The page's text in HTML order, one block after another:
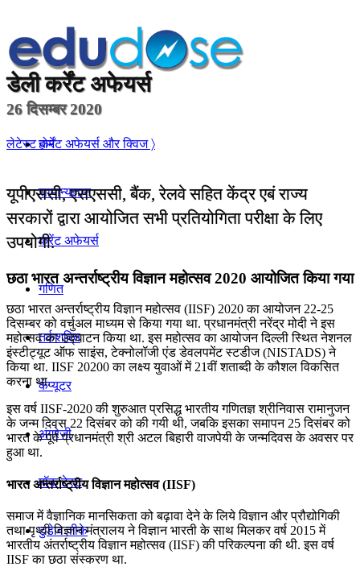
होम
सामान्यज्ञान
करेंट अफेयर्स
गणित
तर्कशक्ति
कंप्यूटर
अंग्रेजी
मॉक टेस्ट
टुडेज जीके
डेली कर्रेंट अफेयर्स
26 दिसम्बर 2020
लेटेस्ट कर्रेंट अफेयर्स और क्विज 〉
यूपीएससी, एसएससी, बैंक, रेलवे सहित केंद्र एबं राज्य
सरकारों द्वारा आयोजित सभी प्रतियोगिता परीक्षा के लिए
उपयोगी.
छठा भारत अन्तर्राष्ट्रीय विज्ञान महोत्सव 2020 आयोजित किया गया
छठा भारत अन्तर्राष्ट्रीय विज्ञान महोत्सव (IISF) 2020 का आयोजन 22-25
दिसम्बर को वर्चुअल माध्यम से किया गया था. प्रधानमंत्री नरेंद्र मोदी ने इस
महोत्‍सव का उद्घाटन किया था. इस महोत्सव का आयोजन दिल्ली स्थित नेशनल
इंस्टीट्यूट ऑफ साइंस, टेक्नोलॉजी एंड डेवलपमेंट स्टडीज (NISTADS) ने
किया था. IISF 20200 का लक्ष्य युवाओं में 21वीं शताब्दी के कौशल विकसित
करना था.
इस वर्ष IISF-2020 की शुरुआत प्रसिद्ध भारतीय गणितज्ञ श्रीनिवास रामानुजन
के जन्म दिवस 22 दिसंबर को की गयी थी, जबकि इसका समापन 25 दिसंबर को
भारत के पूर्व प्रधानमंत्री श्री अटल बिहारी वाजपेयी के जन्मदिवस के अवसर पर
हुआ था.
भारत अन्तर्राष्ट्रीय विज्ञान महोत्सव (IISF)
समाज में वैज्ञानिक मानसिकता को बढ़ावा देने के लिये विज्ञान और प्रौद्योगिकी
तथा पृथ्वी विज्ञान मंत्रालय ने विज्ञान भारती के साथ मिलकर वर्ष 2015 में
भारतीय अंतर्राष्ट्रीय विज्ञान महोत्सव (IISF) की परिकल्‍पना की थी. इस वर्ष
IISF का छठा संस्करण था.